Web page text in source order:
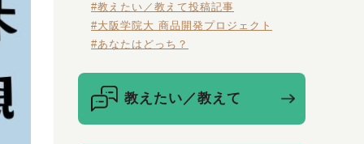
#教えたい／教えて投稿記事
#大阪学院大 商品開発プロジェクト
#あなたはどっち？
教えたい／教えて